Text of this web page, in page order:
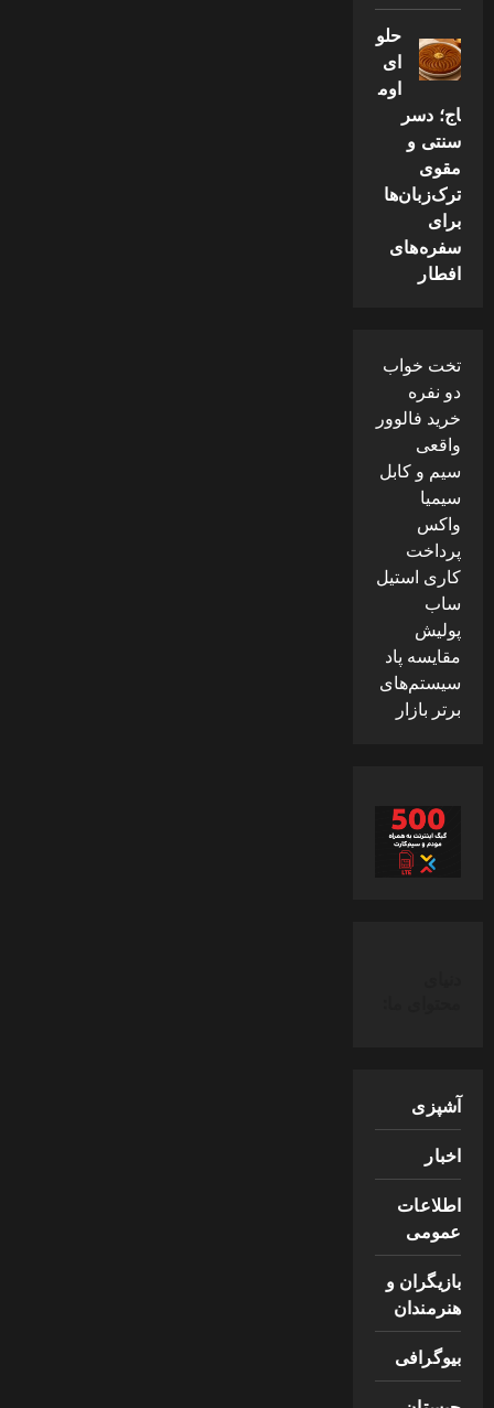
حلو
ای
اوم
اج؛ دسر
سنتی و
مقوی
ترک‌زبان‌ها
برای
سفره‌های
افطار
تخت خواب
دو نفره
خرید فالوور
واقعی
سیم و کابل
سیمیا
واکس
پرداخت
کاری استیل
ساب
پولیش
مقایسه پاد
سیستم‌های
برتر بازار
آشپزی
اخبار
اطلاعات
عمومی
بازیگران و
هنرمندان
بیوگرافی